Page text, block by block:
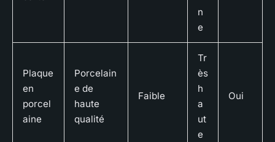
n
e
Plaque
en
porcel
aine
Porcelain
e de
haute
qualité
Faible
Tr
ès
h
a
ut
e
Oui